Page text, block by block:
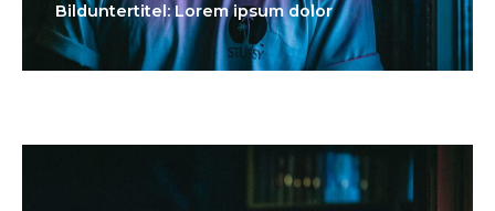
Bilduntertitel: Lorem ipsum dolor